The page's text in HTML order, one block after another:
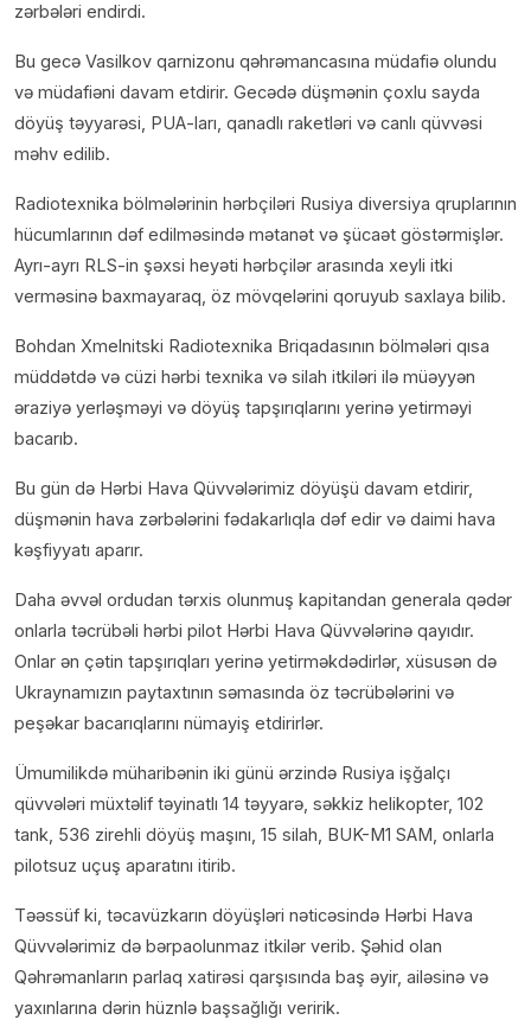
zərbələri endirdi.
Bu gecə Vasilkov qarnizonu qəhrəmancasına müdafiə olundu
və müdafiəni davam etdirir. Gecədə düşmənin çoxlu sayda
döyüş təyyarəsi, PUA-ları, qanadlı raketləri və canlı qüvvəsi
məhv edilib.
Radiotexnika bölmələrinin hərbçiləri Rusiya diversiya qruplarının
hücumlarının dəf edilməsində mətanət və şücaət göstərmişlər.
Ayrı-ayrı RLS-in şəxsi heyəti hərbçilər arasında xeyli itki
verməsinə baxmayaraq, öz mövqelərini qoruyub saxlaya bilib.
Bohdan Xmelnitski Radiotexnika Briqadasının bölmələri qısa
müddətdə və cüzi hərbi texnika və silah itkiləri ilə müəyyən
əraziyə yerləşməyi və döyüş tapşırıqlarını yerinə yetirməyi
bacarıb.
Bu gün də Hərbi Hava Qüvvələrimiz döyüşü davam etdirir,
düşmənin hava zərbələrini fədakarlıqla dəf edir və daimi hava
kəşfiyyatı aparır.
Daha əvvəl ordudan tərxis olunmuş kapitandan generala qədər
onlarla təcrübəli hərbi pilot Hərbi Hava Qüvvələrinə qayıdır.
Onlar ən çətin tapşırıqları yerinə yetirməkdədirlər, xüsusən də
Ukraynamızın paytaxtının səmasında öz təcrübələrini və
peşəkar bacarıqlarını nümayiş etdirirlər.
Ümumilikdə müharibənin iki günü ərzində Rusiya işğalçı
qüvvələri müxtəlif təyinatlı 14 təyyarə, səkkiz helikopter, 102
tank, 536 zirehli döyüş maşını, 15 silah, BUK-M1 SAM, onlarla
pilotsuz uçuş aparatını itirib.
Təəssüf ki, təcavüzkarın döyüşləri nəticəsində Hərbi Hava
Qüvvələrimiz də bərpaolunmaz itkilər verib. Şəhid olan
Qəhrəmanların parlaq xatirəsi qarşısında baş əyir, ailəsinə və
yaxınlarına dərin hüznlə başsağlığı veririk.